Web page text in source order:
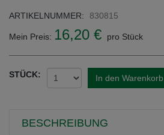
ARTIKELNUMMER: 830815
Mein Preis: 16,20 € pro Stück
STÜCK: In den Warenkorb
BESCHREIBUNG